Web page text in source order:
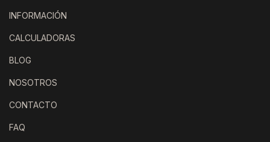
INFORMACIÓN
CALCULADORAS
BLOG
NOSOTROS
CONTACTO
FAQ